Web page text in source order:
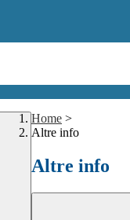
Home >
Altre info
Altre info